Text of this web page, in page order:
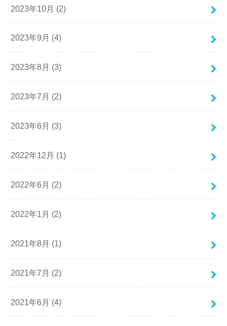
2023年10月 (2)
2023年9月 (4)
2023年8月 (3)
2023年7月 (2)
2023年6月 (3)
2022年12月 (1)
2022年6月 (2)
2022年1月 (2)
2021年8月 (1)
2021年7月 (2)
2021年6月 (4)